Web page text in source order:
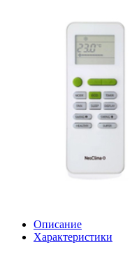
Описание
Характеристики